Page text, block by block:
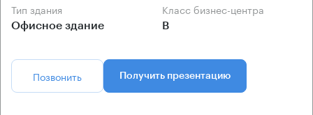
Тип здания
Офисное здание
Класс бизнес-центра
B
Позвонить Получить презентацию